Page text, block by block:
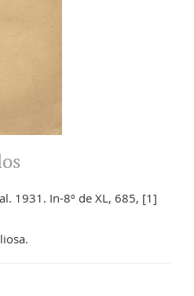
1931. In-8º de XL, 685, [1]